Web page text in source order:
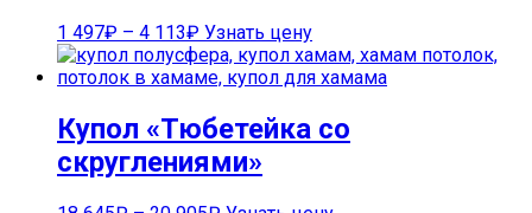
1 497₽ – 4 113₽ Узнать цену
Купол «Тюбетейка со
скруглениями»